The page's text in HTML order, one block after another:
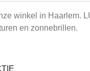
winkel in Haarlem.
en zonnebrillen.